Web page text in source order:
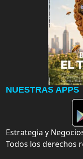
NUESTRAS APPS
Estrategia y
Todos los derechos